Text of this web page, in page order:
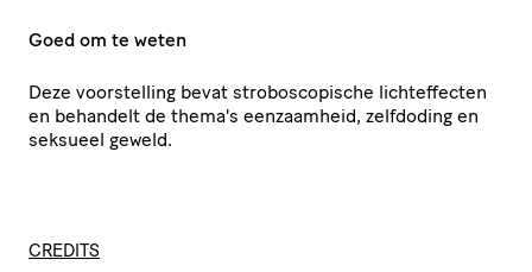
Goed om te weten
Deze voorstelling bevat stroboscopische lichteffecten
en behandelt de thema's eenzaamheid, zelfdoding en
seksueel geweld.
CREDITS